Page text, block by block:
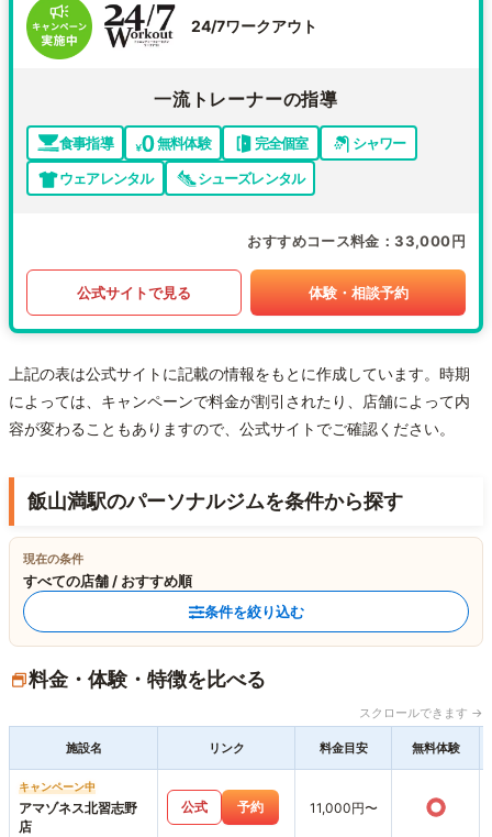
24/7ワークアウト
一流トレーナーの指導
食事指導 無料体験 完全個室
シャワー
ウェアレンタル
シューズレンタル
おすすめコース料金 33,000円
公式サイトで見る 体験・相談予約
上記の表は公式サイトに記載の情報をもとに作成しています。時期
によっては、キャンペーンで料金が割引されたり、店舗によって内
容が変わることもありますので、公式サイトでご確認ください。
飯山満駅のパーソナルジムを条件から探す
現在の条件
すべての店舗 / おすすめ順
条件を絞り込む
料金・体験・特徴を比べる
スクロールできます →
施設名 リンク 料金目安 無料体験
キャンペーン中
アマゾネス北習志野
店
公式 予約 11,000円〜 ○